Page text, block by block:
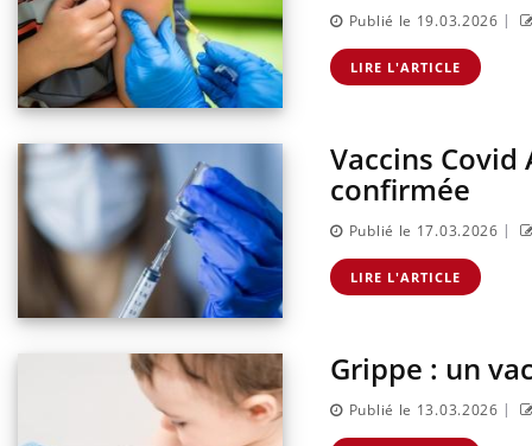
Publié le 19.03.2026 |
LIRE L'ARTICLE
Vaccins Covid
confirmée
Publié le 17.03.2026 |
LIRE L'ARTICLE
Grippe : un
Publié le 13.03.2026 |